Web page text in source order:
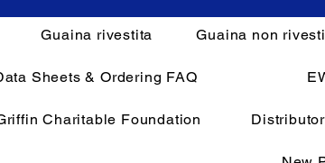
Guaina rivestita Guaina non
Sheets & Ordering FAQ
Charitable Foundation